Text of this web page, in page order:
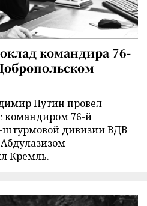
командира 76-
Путин провел
командиром 76-й
штурмовой дивизии ВДВ
Кремль.